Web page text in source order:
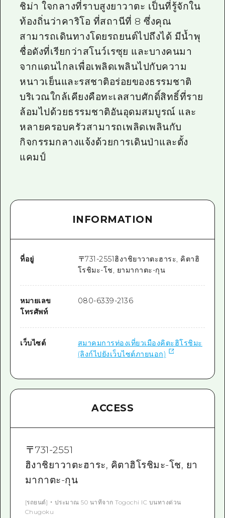
ชิม่า ใจกลางที่ราบสูงยาวาตะ เป็นที่รู้จักใน
ท้องถิ่นว่าคาริโอ ที่สถานีที่ 8 ซึ่งคุณ
สามารถเดินทางโดยรถยนต์ไปถึงได้ มีน้ำพุ
ชื่อดังที่เรียกว่าสโนว์เรซุย และบางคนมา
จากแดนไกลเพื่อเพลิดเพลินไปกับความ
หนาวเย็นและรสชาติอร่อยของธรรมชาติ
บริเวณใกล้เคียงคือทะเลสาบศักดิ์สิทธิ์ที่ราย
ล้อมไปด้วยธรรมชาติอันอุดมสมบูรณ์ และ
หลายครอบครัวสามารถเพลิดเพลินกับ
กิจกรรมกลางแจ้งด้วยการเดินป่าและตั้ง
แคมป์
INFORMATION
ที่อยู่ 〒731-2551ฮิงาชิยาวาตะฮาระ, คิตาฮิ
โรชิมะ-โช, ยามากาตะ-กุน
หมายเลข
โทรศัพท์
080-6339-2136
เว็บไซต์
สมาคมการท่องเที่ยวเมืองคิตะฮิโรชิมะ
(ลิงก์ไปยังเว็บไซต์ภายนอก)
ACCESS
〒731-2551
ฮิงาชิยาวาตะฮาระ, คิตาฮิโรชิมะ-โช, ยา
มากาตะ-กุน
[รถยนต์] ・ ประมาณ 50 นาทีจาก Togochi IC บนทางด่วน
Chugoku